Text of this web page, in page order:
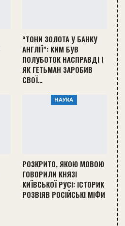
“ТОНИ ЗОЛОТА У БАНКУ
АНГЛІЇ”: КИМ БУВ
ПОЛУБОТОК НАСПРАВДІ І
ЯК ГЕТЬМАН ЗАРОБИВ
СВОЇ…
НАУКА
РОЗКРИТО, ЯКОЮ МОВОЮ
ГОВОРИЛИ КНЯЗІ
КИЇВСЬКОЇ РУСІ: ІСТОРИК
РОЗВІЯВ РОСІЙСЬКІ МІФИ